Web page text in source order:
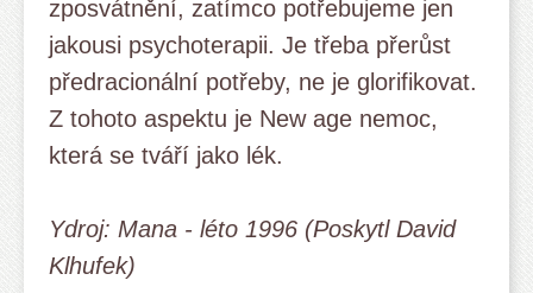
zposvátnění, zatímco potřebujeme jen
jakousi psychoterapii. Je třeba přerůst
předracionální potřeby, ne je glorifikovat.
Z tohoto aspektu je New age nemoc,
která se tváří jako lék.
Ydroj: Mana - léto 1996 (Poskytl David
Klhufek)